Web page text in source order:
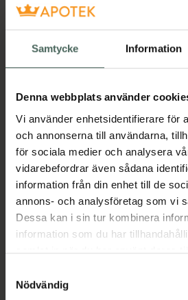
Samtycke Information
Denna webbplats använder
Vi använder enhetsidentifierare för
och annonserna till användarna,
för sociala medier och analysera
vidarebefordrar även sådana
information från din enhet till de
annons- och analysföretag som vi
Dessa kan i sin tur kombinera
information som du har
samlat in när du har använt deras
återkalla ditt samtycke via
Nödvändig
andra AIR-TECH-versionerna
perfekt för dig som vill ta
rekommenderas till denna
Hole Lotion Real 20 ml ingår.
PRODUKTDATA: Storlek: 69
Innermått längd: ca 150 mm
Innermått vidd: ca 45 mm
Vikt: 245 gram
Kategorier: